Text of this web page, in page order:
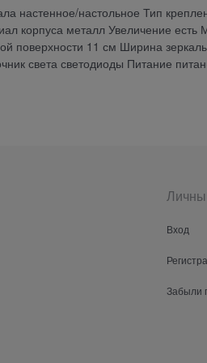
настенное/настольное Тип
корпуса металл Увеличение
поверхности 11 см Ширина
света светодиоды Питание
Вход
Забыли